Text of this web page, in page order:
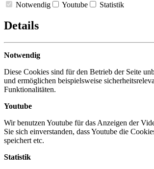
Notwendig Youtube Statistik
Details
Notwendig
Diese Cookies sind für den Betrieb der Seite
und ermöglichen beispielsweise
Funktionalitäten.
Youtube
Wir benutzen Youtube für das Anzeigen der
Sie sich einverstanden, dass Youtube die
speichert etc.
Statistik